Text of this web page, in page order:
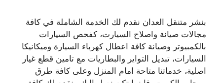
بنشر متنقل العدان نقدم لك الخدمة الشاملة في كافة
مجالات صيانة واصلاح السيارت، كفحص السيارات
بالكمبيوتر وصيانة كافة اعطال كهرباء السيارة وميكانيكا
السيارات، تبديل التواير والبطاريات مع تامين قطع غيار
اصلية، خدماتنا متاحة امام المنزل وعلى كافة طرق